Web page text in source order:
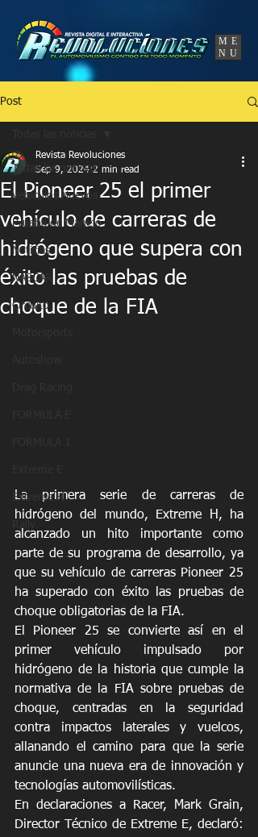
ME
NU
Post
Todas las noticias
Vehículos Nuevos
Prueba de Manejo
Noticias
NASCAR
Circuito
Extreme H
El Pioneer 25 el primer
vehículo de carreras de
hidrógeno que supera con
éxito las pruebas de
choque de la FIA
Revista Revoluciones
Sep 9, 2024 2 min read
La primera serie de carreras de
hidrógeno del mundo, Extreme H, ha
alcanzado un hito importante como
parte de su programa de desarrollo, ya
que su vehículo de carreras Pioneer 25
ha superado con éxito las pruebas de
choque obligatorias de la FIA.
El Pioneer 25 se convierte así en el
primer vehículo impulsado por
hidrógeno de la historia que cumple la
normativa de la FIA sobre pruebas de
choque, centradas en la seguridad
contra impactos laterales y vuelcos,
allanando el camino para que la serie
anuncie una nueva era de innovación y
tecnologías automovilísticas.
En declaraciones a Racer, Mark Grain,
Director Técnico de Extreme E, declaró: